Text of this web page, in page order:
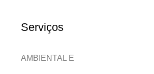
Serviços
AMBIENTAL E